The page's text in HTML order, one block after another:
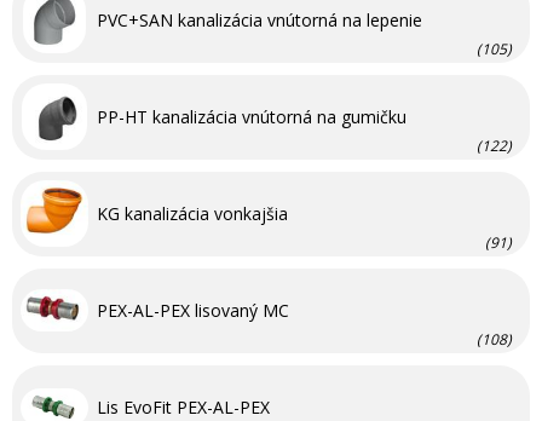
PVC+SAN kanalizácia vnútorná na lepenie
(105)
PP-HT kanalizácia vnútorná na gumičku
(122)
KG kanalizácia vonkajšia
(91)
PEX-AL-PEX lisovaný MC
(108)
Lis EvoFit PEX-AL-PEX